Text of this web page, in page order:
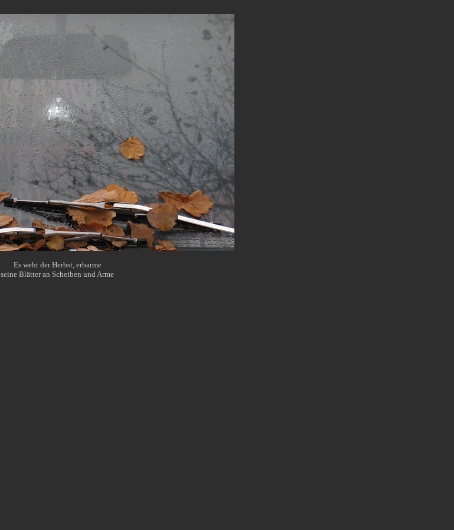
Es weht der Herbst, erbarme
seine Blätter an Scheiben und Arme